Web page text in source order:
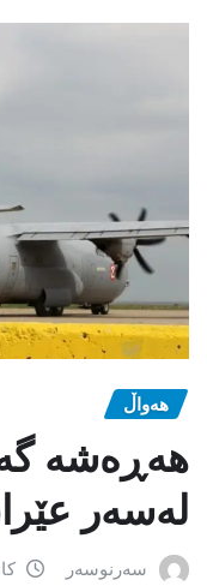
هەواڵ
هەڕەشە
لەسەر
سەرنوسەر